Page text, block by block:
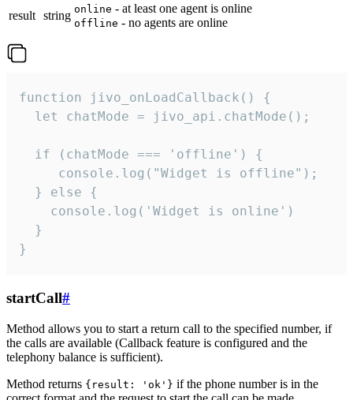
result string online - at least one agent is online
offline - no agents are online
function jivo_onLoadCallback() {
  let chatMode = jivo_api.chatMode();
  if (chatMode === 'offline') {
     console.log("Widget is offline");
  } else {
    console.log('Widget is online')
  }
}
startCall#
Method allows you to start a return call to the specified number, if
the calls are available (Callback feature is configured and the
telephony balance is sufficient).
Method returns {result: 'ok'} if the phone number is in the